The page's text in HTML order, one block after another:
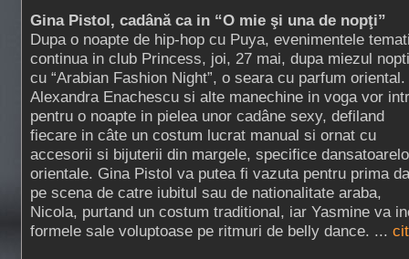
Gina Pistol, cadână ca in “O mie şi una de nopţi”
Dupa o noapte de hip-hop cu Puya, evenimentele
continua in club Princess, joi, 27 mai, dupa miezul
cu “Arabian Fashion Night”, o seara cu parfum oriental.
Alexandra Enachescu si alte manechine in voga vor
pentru o noapte in pielea unor cadâne sexy, defiland
fiecare in câte un costum lucrat manual si ornat cu
accesorii si bijuterii din margele, specifice
orientale. Gina Pistol va putea fi vazuta pentru prima
pe scena de catre iubitul sau de nationalitate araba,
Nicola, purtand un costum traditional, iar Yasmine va
formele sale voluptoase pe ritmuri de belly dance. ...